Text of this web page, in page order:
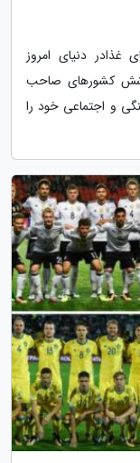
دنیای امروز
کشورهای صاحب
و اجتماعی خود را